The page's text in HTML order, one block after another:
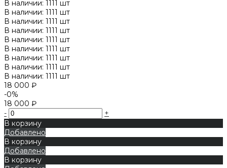
В наличии: 1111 шт
В наличии: 1111 шт
В наличии: 1111 шт
В наличии: 1111 шт
В наличии: 1111 шт
В наличии: 1111 шт
В наличии: 1111 шт
В наличии: 1111 шт
В наличии: 1111 шт
18 000 ₽
-0%
18 000 ₽
-
+
В корзину
Добавлено
В корзину
Добавлено
В корзину